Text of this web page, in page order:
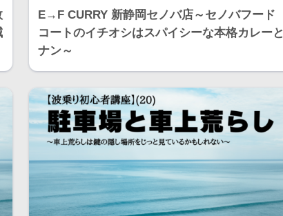
E→F CURRY 新静岡セノバ店～セノバフード
コートのイチオシはスパイシーな本格カレーと
ナン～